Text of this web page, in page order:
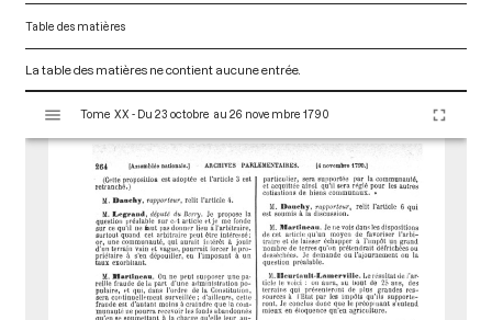
Table des matières
La table des matières ne contient aucune entrée.
s
Tome XX - Du 23 octobre au 26 novembre 1790